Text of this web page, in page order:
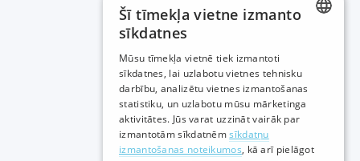
RUSSIAN
ENGLISH
Šī tīmekļa vietne izmanto
sīkdatnes
Mūsu tīmekļa vietnē tiek izmantoti
sīkdatnes, lai uzlabotu vietnes tehnisku
darbību, analizētu vietnes izmantošanas
statistiku, un uzlabotu mūsu mārketinga
aktivitātes. Jūs varat uzzināt vairāk par
izmantotām sīkdatnēmsīkdatņu
izmantošanas noteikumos, kā arī pielāgot